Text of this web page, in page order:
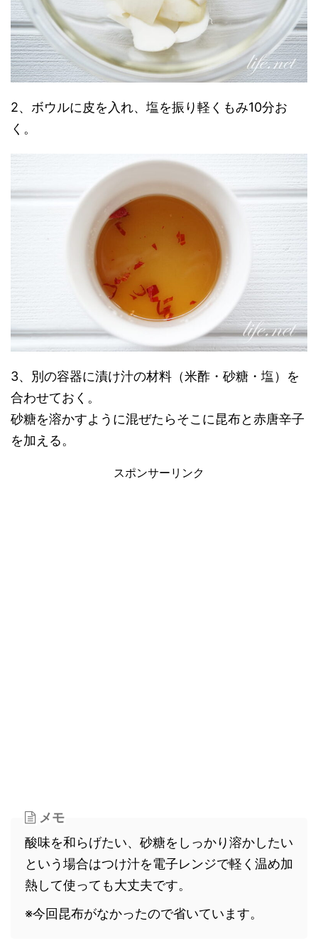
2、ボウルに皮を入れ、塩を振り軽くもみ10分お
く。
3、別の容器に漬け汁の材料（米酢・砂糖・塩）を
合わせておく。
砂糖を溶かすように混ぜたらそこに昆布と赤唐辛子
を加える。
スポンサーリンク
メモ
酸味を和らげたい、砂糖をしっかり溶かしたい
という場合はつけ汁を電子レンジで軽く温め加
熱して使っても大丈夫です。
※今回昆布がなかったので省いています。